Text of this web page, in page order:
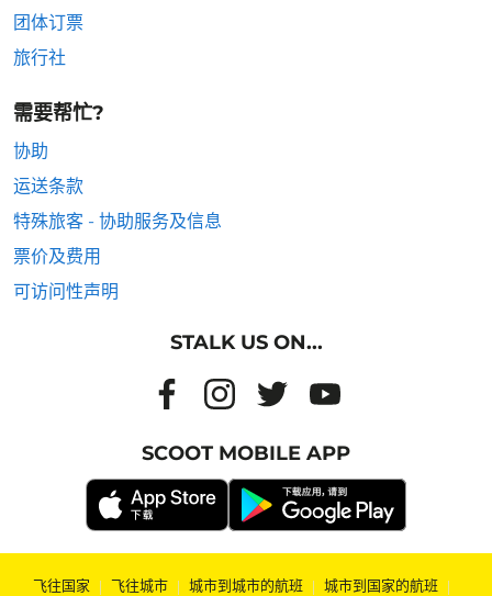
团体订票
旅行社
需要帮忙?
协助
运送条款
特殊旅客 - 协助服务及信息
票价及费用
可访问性声明
STALK US ON...
SCOOT MOBILE APP
飞往国家 | 飞往城市 | 城市到城市的航班 | 城市到国家的航班 |